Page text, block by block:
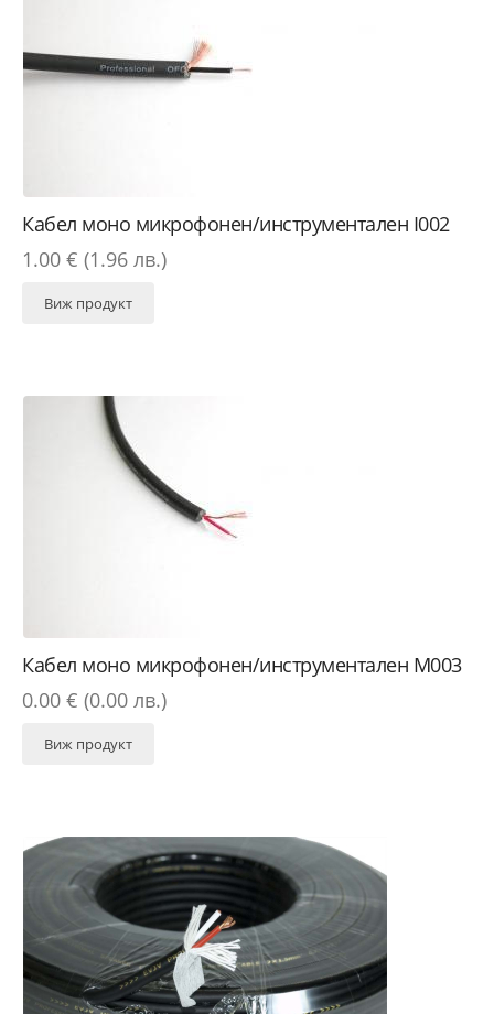
Кабел моно микрофонен/инструментален I002
1.00 € (1.96 лв.)
Виж продукт
Кабел моно микрофонен/инструментален M003
0.00 € (0.00 лв.)
Виж продукт